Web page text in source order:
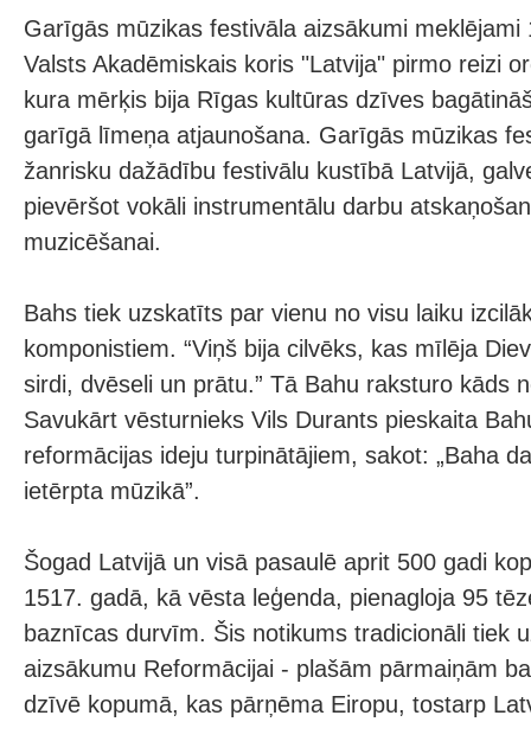
Garīgās mūzikas festivāla aizsākumi meklējami
Valsts Akadēmiskais koris "Latvija" pirmo reizi
kura mērķis bija Rīgas kultūras dzīves
garīgā līmeņa atjaunošana. Garīgās mūzikas
žanrisku dažādību festivālu kustībā Latvijā,
pievēršot vokāli instrumentālu darbu
muzicēšanai.
Bahs tiek uzskatīts par vienu no visu laiku
komponistiem. “Viņš bija cilvēks, kas mīlēja
sirdi, dvēseli un prātu.” Tā Bahu raksturo kāds
Savukārt vēsturnieks Vils Durants pieskaita
reformācijas ideju turpinātājiem, sakot: „Baha
ietērpta mūzikā”.
Šogad Latvijā un visā pasaulē aprit 500 gadi
1517. gadā, kā vēsta leģenda, pienagloja 95
baznīcas durvīm. Šis notikums tradicionāli tiek
aizsākumu Reformācijai - plašām pārmaiņām
dzīvē kopumā, kas pārņēma Eiropu, tostarp